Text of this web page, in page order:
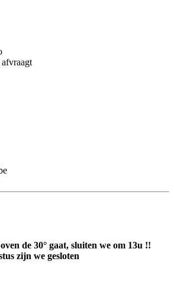
de 30° gaat, sluiten we om 13u !!
zijn we gesloten